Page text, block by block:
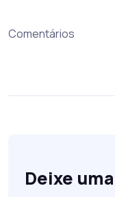
Comentários
Deixe